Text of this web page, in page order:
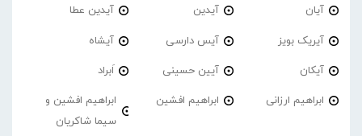
آیان آیدین آیدین عطا
آیریک بویز آیس دارسی آیشاه
آیکان آیین حسینی اَبراد
ابراهیم ارزانی ابراهیم افشین
ابراهیم افشین و
سیما شاکریان